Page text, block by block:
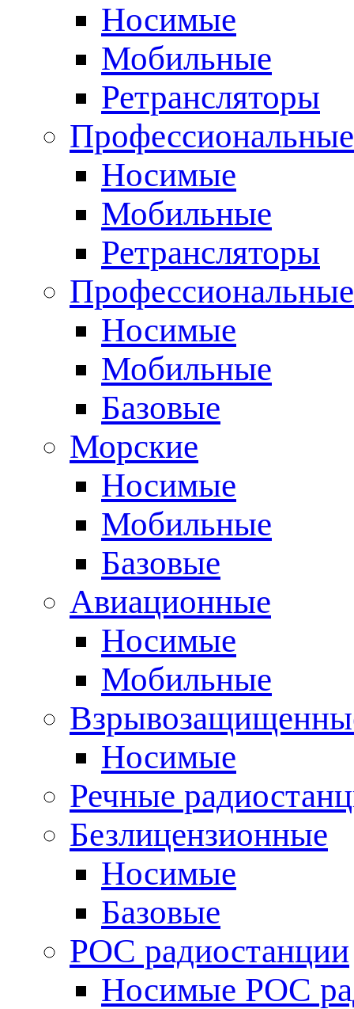
Носимые
Мобильные
Ретрансляторы
Носимые
Мобильные
Ретрансляторы
Носимые
Мобильные
Базовые
Морские
Носимые
Мобильные
Базовые
Авиационные
Носимые
Мобильные
Носимые
Речные
Безлицензионные
Носимые
Базовые
POC радиостанции
Носимые POC